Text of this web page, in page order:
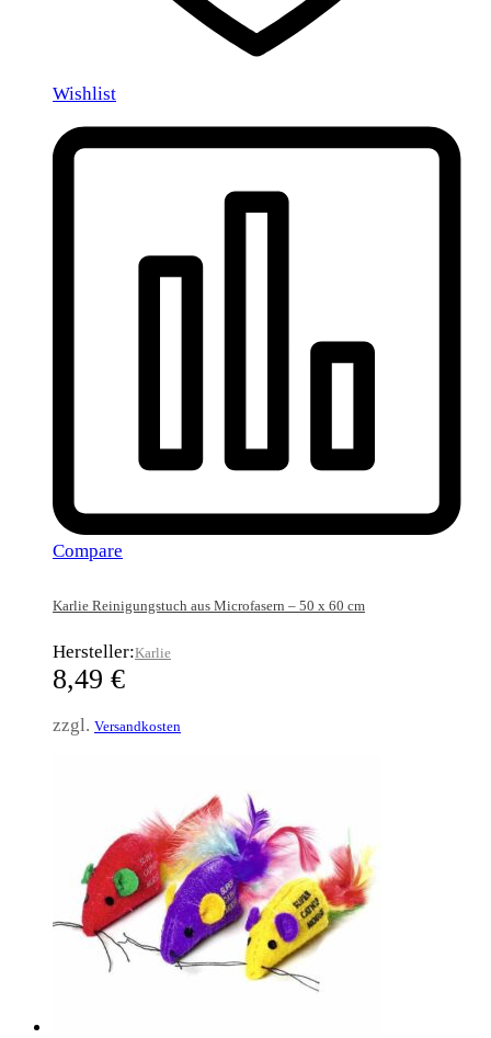
Wishlist
Compare
Karlie Reinigungstuch aus Microfasern – 50 x 60 cm
Hersteller:Karlie
8,49 €
zzgl. Versandkosten